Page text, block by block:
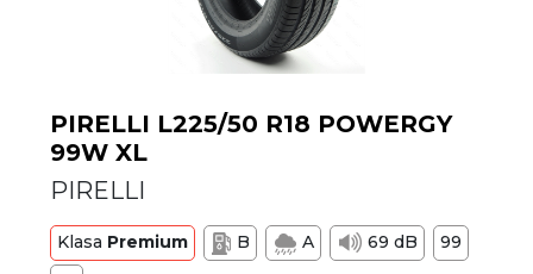
PIRELLI L225/50 R18 POWERGY
99W XL
PIRELLI
Klasa Premium B A 69 dB
99